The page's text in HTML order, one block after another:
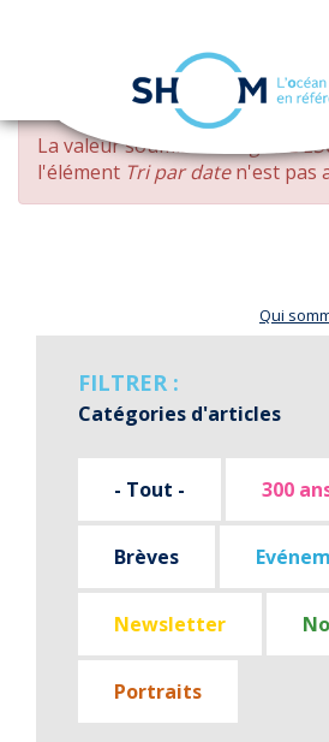
Aller
contenu
principal
MESSAGE
D'ERREUR
La valeur soumise changed
l'élément Tri par daten'est pas
Qui
FILTRER :
Catégories d'articles
- Tout - 300
Brèves
Newsletter
Portraits